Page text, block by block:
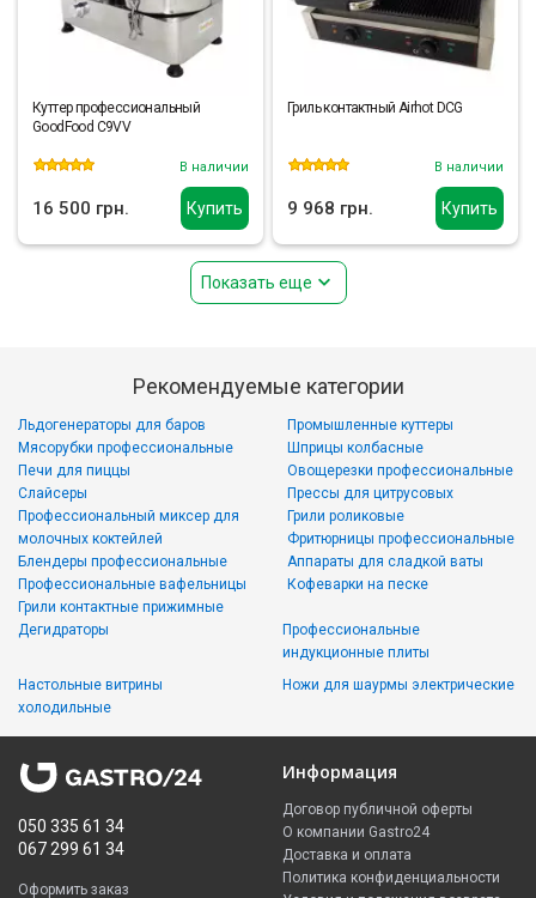
Купить
Куттер профессиональный
GoodFood C9VV
В наличии
16 500 грн. Купить
Гриль контактный Airhot DCG
В наличии
9 968 грн.
Показать еще
Рекомендуемые категории
Льдогенераторы для баров
Мясорубки профессиональные
Печи для пиццы
Слайсеры
Промышленные куттеры
Шприцы колбасные
Овощерезки профессиональные
Прессы для цитрусовых
Профессиональный миксер для
молочных коктейлей
Блендеры профессиональные
Профессиональные вафельницы
Грили контактные прижимные
Грили роликовые
Фритюрницы профессиональные
Аппараты для сладкой ваты
Кофеварки на песке
Дегидраторы
Настольные витрины
холодильные
Профессиональные
индукционные плиты
Ножи для шаурмы электрические
050 335 61 34
067 299 61 34
Оформить заказ
Информация
Договор публичной оферты
О компании Gastro24
Доставка и оплата
Политика конфиденциальности